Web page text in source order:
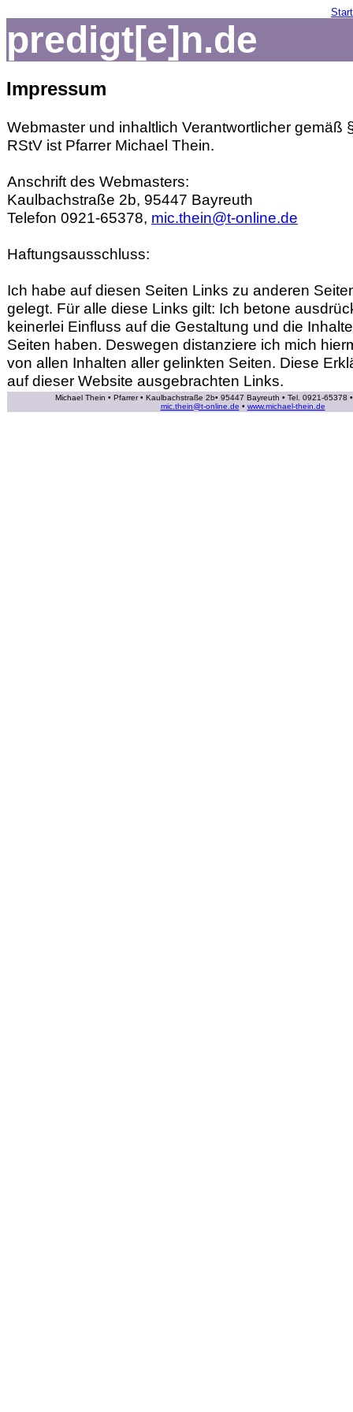
predigt[e]n.de
Impressum
Webmaster und inhaltlich Verantwortlicher gemäß
RStV ist Pfarrer Michael Thein.
Anschrift des Webmasters:
Kaulbachstraße 2b, 95447 Bayreuth
Telefon 0921-65378, mic.thein@t-online.de
Haftungsausschluss:
Ich habe auf diesen Seiten Links zu anderen
gelegt. Für alle diese Links gilt: Ich betone
keinerlei Einfluss auf die Gestaltung und die
Seiten haben. Deswegen distanziere ich mich
von allen Inhalten aller gelinkten Seiten. Diese
auf dieser Website ausgebrachten Links.
Michael Thein • Pfarrer • Kaulbachstraße 2b• 95447 Bayreuth • Tel. 0921-65378
mic.thein@t-online.de • www.michael-thein.de